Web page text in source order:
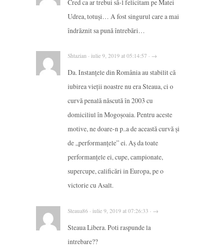
Cred ca ar trebui să-l felicitam pe Matei
Udrea, totuși… A fost singurul care a mai
îndrăznit sa pună întrebări…
Shtazian · iulie 9, 2019 at 05:14:57 · →
Da. Instanțele din România au stabilit că
iubirea vieții noastre nu era Steaua, ci o
curvă penală născută în 2003 cu
domiciliul în Mogoșoaia. Pentru aceste
motive, ne doare-n p..a de această curvă și
de „performanțele” ei. Aș da toate
performanțele ei, cupe, campionate,
supercupe, calificări in Europa, pe o
victorie cu Asalt.
Steaua86 · iulie 9, 2019 at 07:26:33 · →
Steaua Libera. Poti raspunde la
intrebare??